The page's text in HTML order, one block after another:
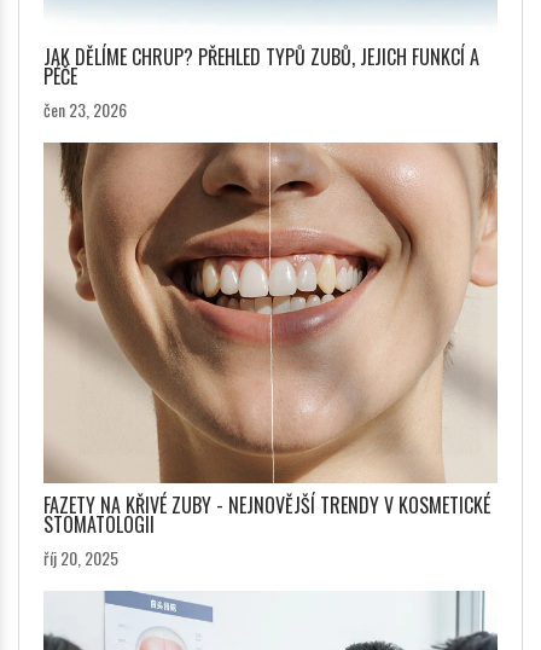
JAK DĚLÍME CHRUP? PŘEHLED TYPŮ ZUBŮ, JEJICH FUNKCÍ A
PÉČE
čen 23, 2026
FAZETY NA KŘIVÉ ZUBY - NEJNOVĚJŠÍ TRENDY V KOSMETICKÉ
STOMATOLOGII
říj 20, 2025